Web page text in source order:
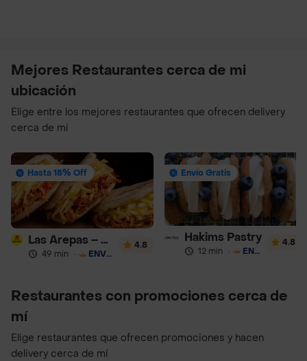
Mejores Restaurantes cerca de mi
ubicación
Elige entre los mejores restaurantes que ofrecen delivery
cerca de mí
Hasta 18% Off
Las Arepas – Arepas Rellenas
49 min · ENVÍO GRATIS
4.8
Envío Gratis
Hakims Pastry
12 min · ENVÍO GRATIS
4.8
Restaurantes con promociones cerca de
mí
Elige restaurantes que ofrecen promociones y hacen
delivery cerca de mí